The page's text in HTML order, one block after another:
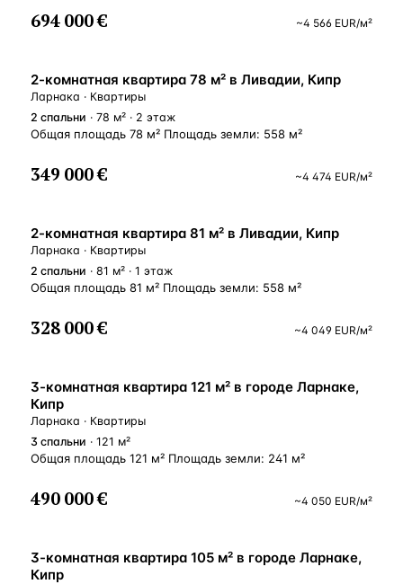
общий бассейн 20x10м. и стильный бар; уютные лаунж-
и оборудованная зона для барбекю. Преимущества
комплекса: привилегированное расположение — всего
150 метров до уютных кафе, бутиков, аптек и магазинов;
удобная транспортная доступность — 20 минут
до международного аэропорта Ларнаки c удобным
к престижным учебным заведениям — 10 минут
превосходный дизайн и собственная инфраструктура.
На текущий момент Synergy является единственным
проектом такого уровня, предлагающий клиентам
высокое качество строительства, премиальную отделку,
694 000 € ~4 566 EUR/м²
ВНЖ
2-комнатная квартира 78 м² в Ливадии, Кипр
Ларнака · Квартиры
2 спальни · 78 м² · 2 этаж
Общая площадь 78 м² Площадь земли: 558 м²
349 000 € ~4 474 EUR/м²
ВНЖ
2-комнатная квартира 81 м² в Ливадии, Кипр
Ларнака · Квартиры
2 спальни · 81 м² · 1 этаж
Общая площадь 81 м² Площадь земли: 558 м²
328 000 € ~4 049 EUR/м²
ВНЖ
3-комнатная квартира 121 м² в городе Ларнаке,
Кипр
Ларнака · Квартиры
3 спальни · 121 м²
Общая площадь 121 м² Площадь земли: 241 м²
490 000 € ~4 050 EUR/м²
ВНЖ
3-комнатная квартира 105 м² в городе Ларнаке,
Кипр